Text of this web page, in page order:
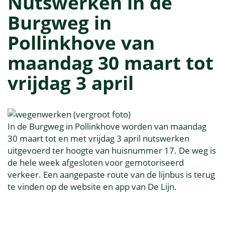
Burgweg in
Pollinkhove van
maandag 30 maart tot
vrijdag 3 april
In de Burgweg in Pollinkhove worden van maandag
30 maart tot en met vrijdag 3 april nutswerken
uitgevoerd ter hoogte van huisnummer 17. De weg is
de hele week afgesloten voor gemotoriseerd
verkeer. Een aangepaste route van de lijnbus is terug
te vinden op de website en app van De Lijn.